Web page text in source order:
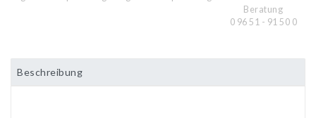
Beratung
0 96 51 - 91 50 0
Beschreibung